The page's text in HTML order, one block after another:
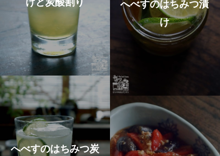
へべすのはちみつ漬
け
へべすのはちみつ炭